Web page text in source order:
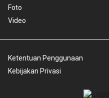
Foto
Video
Ketentuan Penggunaan
Kebijakan Privasi